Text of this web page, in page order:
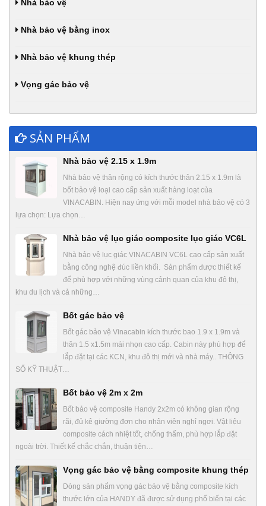
Nhà bảo vệ
Nhà bảo vệ bằng inox
Nhà bảo vệ khung thép
Vọng gác bảo vệ
SẢN PHẨM
Nhà bảo vệ 2.15 x 1.9m
Nhà bảo vệ thân rộng có kích thước thân 2.15 x 1.9m là
bốt bảo vệ loại cao cấp sản xuất hàng loạt của
VINACABIN. Hiện nay ứng với mỗi model nhà bảo vệ có 3
lựa chọn: Lựa chọn…
Nhà bảo vệ lục giác composite lục giác VC6L
Nhà bảo vệ lục giác VINACABIN VC6L cao cấp sản xuất
bằng công nghệ đúc liền khối. Sản phẩm được thiết kế
để phù hợp với những vùng cảnh quan của khu đô thị,
khu du lịch và cả những…
Bốt gác bảo vệ
Bốt gác bảo vệ Vinacabin kích thước bao 1.9 x 1.9m và
thân 1.5 x1.5m mái nhọn cao cấp. Cabin này phù hợp để
lắp đặt tại các KCN, khu đô thị mới và nhà máy.. THÔNG
SỐ KỸ THUẬT…
Bốt bảo vệ 2m x 2m
Bốt bảo vệ composite Handy 2x2m có không gian rộng
rãi, đủ kê giường đơn cho nhân viên nghỉ ngơi. Vật liệu
composite cách nhiệt tốt, chống thấm, phù hợp lắp đặt
ngoài trời. Thiết kế chắc chắn, thuận tiện…
Vọng gác bảo vệ bằng composite khung thép
Dòng sản phẩm vọng gác bảo vệ bằng composite kích
thước lớn của HANDY đã được sử dụng phổ biến tại các